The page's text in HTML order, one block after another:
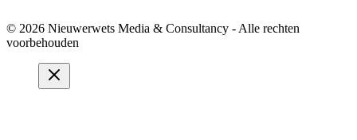
© 2026 Nieuwerwets Media & Consultancy - Alle rechten
voorbehouden